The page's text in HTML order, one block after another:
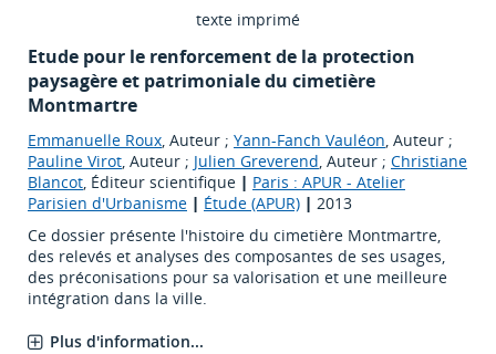
texte imprimé
Etude pour le renforcement de la protection
paysagère et patrimoniale du cimetière
Montmartre
Emmanuelle Roux, Auteur ; Yann-Fanch Vauléon, Auteur ;
Pauline Virot, Auteur ; Julien Greverend, Auteur ; Christiane
Blancot, Éditeur scientifique | Paris : APUR - Atelier
Parisien d'Urbanisme | Étude (APUR) | 2013
Ce dossier présente l'histoire du cimetière Montmartre,
des relevés et analyses des composantes de ses usages,
des préconisations pour sa valorisation et une meilleure
intégration dans la ville.
Plus d'information...